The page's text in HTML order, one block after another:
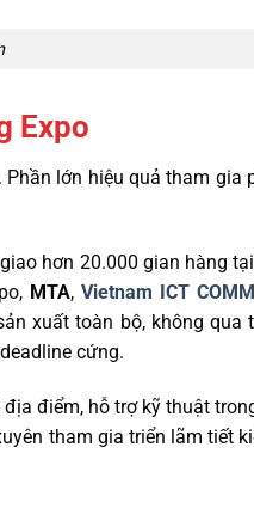
Expo
lớn hiệu quả tham gia
hơn 20.000 gian hàng
MTA,Vietnam ICT COMM
xuất toàn bộ, không qua
cứng.
điểm, hỗ trợ kỹ thuật
tham gia triển lãm tiết